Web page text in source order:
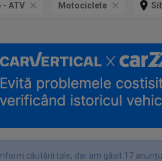
- ATV Motociclete
căutării tale, dar am găsit 17